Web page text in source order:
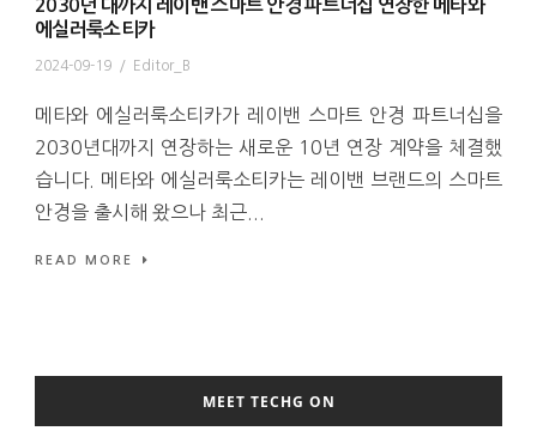
2030년 대까지 레이밴 스마트 안경 파트너십 연장한 메타와
에실러룩소티카
2024-09-19 / Editor_B
메타와 에실러룩소티카가 레이밴 스마트 안경 파트너십을
2030년대까지 연장하는 새로운 10년 연장 계약을 체결했
습니다. 메타와 에실러룩소티카는 레이밴 브랜드의 스마트
안경을 출시해 왔으나 최근...
READ MORE
MEET TECHG ON